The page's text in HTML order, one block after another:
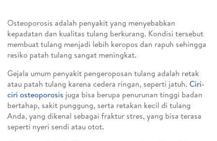
Osteoporosis adalah penyakit yang menyebabkan
kepadatan dan kualitas tulang berkurang. Kondisi tersebut
membuat tulang menjadi lebih keropos dan rapuh sehingga
resiko patah tulang sangat meningkat.
Gejala umum penyakit pengeroposan tulang adalah retak
atau patah tulang karena cedera ringan, seperti jatuh. Ciri-
ciri osteoporosis juga bisa berupa penurunan tinggi badan
bertahap, sakit punggung, serta retakan kecil di tulang
Anda, yang dikenal sebagai fraktur stres, yang bisa terasa
seperti nyeri sendi atau otot.